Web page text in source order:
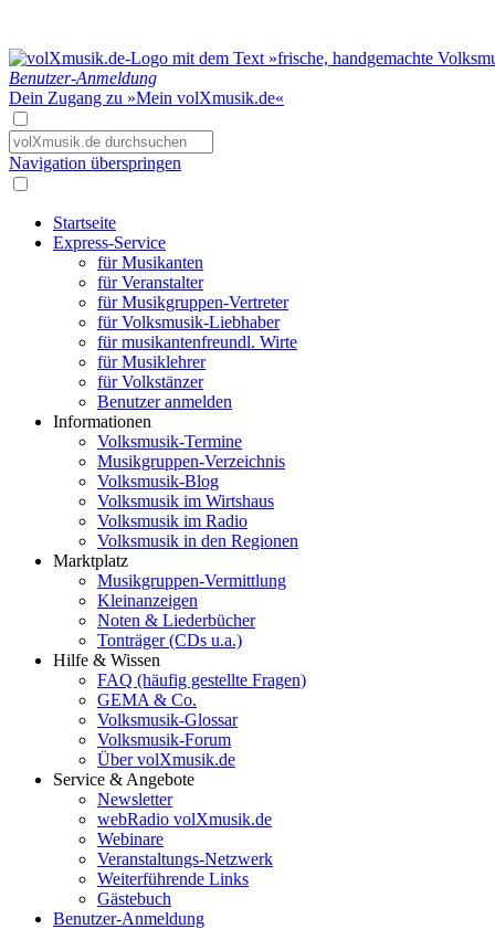
Benutzer-Anmeldung
Dein Zugang zu »Mein volXmusik.de«
Navigation überspringen
Startseite
Express-Service
für Musikanten
für Veranstalter
für Musikgruppen-Vertreter
für Volksmusik-Liebhaber
für musikantenfreundl. Wirte
für Musiklehrer
für Volkstänzer
Benutzer anmelden
Informationen
Volksmusik-Termine
Musikgruppen-Verzeichnis
Volksmusik-Blog
Volksmusik im Wirtshaus
Volksmusik im Radio
Volksmusik in den Regionen
Marktplatz
Musikgruppen-Vermittlung
Kleinanzeigen
Noten & Liederbücher
Tonträger (CDs u.a.)
Hilfe & Wissen
FAQ (häufig gestellte Fragen)
GEMA & Co.
Volksmusik-Glossar
Volksmusik-Forum
Über volXmusik.de
Service & Angebote
Newsletter
webRadio volXmusik.de
Webinare
Veranstaltungs-Netzwerk
Weiterführende Links
Gästebuch
Benutzer-Anmeldung